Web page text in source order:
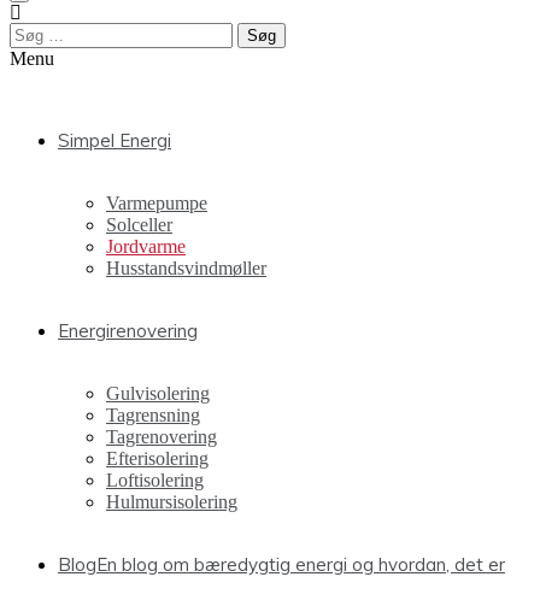
Søg
efter:
Menu
Simpel Energi
Varmepumpe
Solceller
Jordvarme
Husstandsvindmøller
Energirenovering
Gulvisolering
Tagrensning
Tagrenovering
Efterisolering
Loftisolering
Hulmursisolering
BlogEn blog om bæredygtig energi og hvordan, det er